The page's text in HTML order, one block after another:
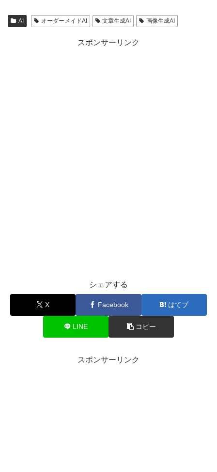
AI オーダーメイドAI 文章生成AI 画像生成AI
スポンサーリンク
シェアする
X Facebook はてブ
LINE コピー
スポンサーリンク